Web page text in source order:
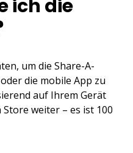
ich die
um die Share-A-
die mobile App zu
auf Ihrem Gerät
weiter – es ist 100